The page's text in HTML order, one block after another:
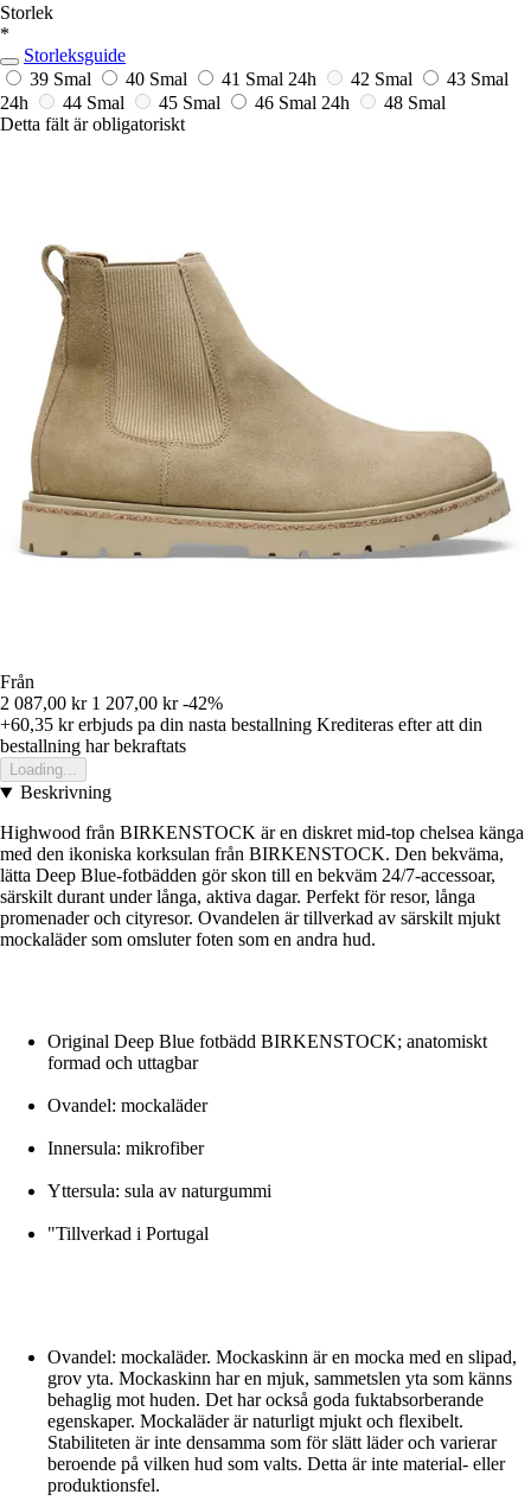
Storlek
*
Storleksguide
39 Smal
40 Smal 41 Smal 24h 42 Smal
43 Smal
24h
44 Smal 45 Smal 46 Smal 24h
48 Smal
Detta fält är obligatoriskt
Från
2 087,00 kr 1 207,00 kr -42%
+60,35 krerbjuds pa din nasta bestallning Krediteras efter att din
bestallning har bekraftats
Loading...
Beskrivning
Highwood från BIRKENSTOCK är en diskret mid-top chelsea känga
med den ikoniska korksulan från BIRKENSTOCK. Den bekväma,
lätta Deep Blue-fotbädden gör skon till en bekväm 24/7-accessoar,
särskilt durant under långa, aktiva dagar. Perfekt för resor, långa
promenader och cityresor. Ovandelen är tillverkad av särskilt mjukt
mockaläder som omsluter foten som en andra hud.
Original Deep Blue fotbädd BIRKENSTOCK; anatomiskt
formad och uttagbar
Ovandel: mockaläder
Innersula: mikrofiber
Yttersula: sula av naturgummi
"Tillverkad i Portugal
Ovandel: mockaläder. Mockaskinn är en mocka med en slipad,
grov yta. Mockaskinn har en mjuk, sammetslen yta som känns
behaglig mot huden. Det har också goda fuktabsorberande
egenskaper. Mockaläder är naturligt mjukt och flexibelt.
Stabiliteten är inte densamma som för slätt läder och varierar
beroende på vilken hud som valts. Detta är inte material- eller
produktionsfel.